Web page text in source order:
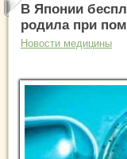
В Японии
родила при
Новости медицины